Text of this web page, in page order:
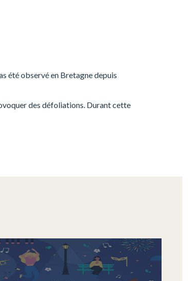
été observé en Bretagne depuis
des défoliations. Durant cette